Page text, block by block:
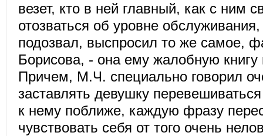
везет, кто в ней главный, как с ним
отозваться об уровне
подозвал, выспросил то же самое,
Борисова, - она ему жалобную
Причем, М.Ч. специально говорил
заставлять девушку
к нему поближе, каждую фразу
чувствовать себя от того очень